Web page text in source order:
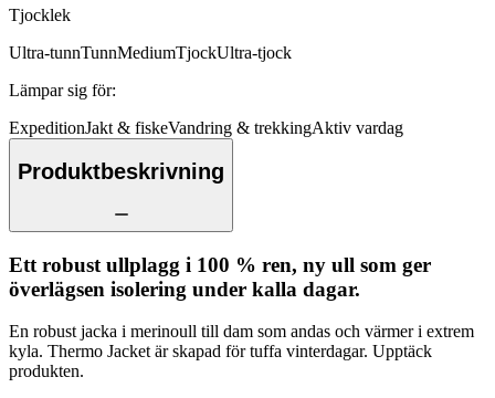
Tjocklek
Ultra-tunnTunnMediumTjockUltra-tjock
Lämpar sig för:
ExpeditionJakt & fiskeVandring & trekkingAktiv vardag
Produktbeskrivning
Ett robust ullplagg i 100 % ren, ny ull som ger
överlägsen isolering under kalla dagar.
En robust jacka i merinoull till dam som andas och värmer i extrem
kyla. Thermo Jacket är skapad för tuffa vinterdagar. Upptäck
produkten.